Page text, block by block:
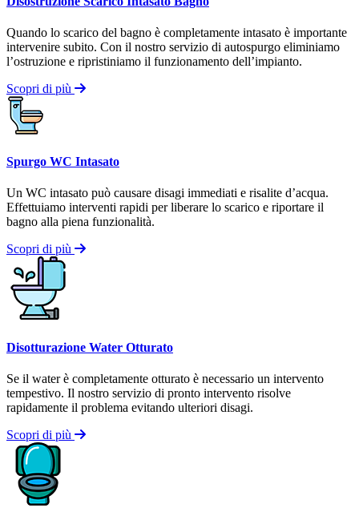
Quando lo scarico del bagno è completamente intasato è importante
intervenire subito. Con il nostro servizio di autospurgo eliminiamo
l’ostruzione e ripristiniamo il funzionamento dell’impianto.
Scopri di più
Spurgo WC Intasato
Un WC intasato può causare disagi immediati e risalite d’acqua.
Effettuiamo interventi rapidi per liberare lo scarico e riportare il
bagno alla piena funzionalità.
Scopri di più
Disotturazione Water Otturato
Se il water è completamente otturato è necessario un intervento
tempestivo. Il nostro servizio di pronto intervento risolve
rapidamente il problema evitando ulteriori disagi.
Scopri di più